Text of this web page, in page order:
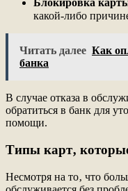
Блокировка
какой-либо
Читать далее Как
банка
В случае отказа в
обратиться в банк для
помощи.
Типы карт‚
Несмотря на то‚ что